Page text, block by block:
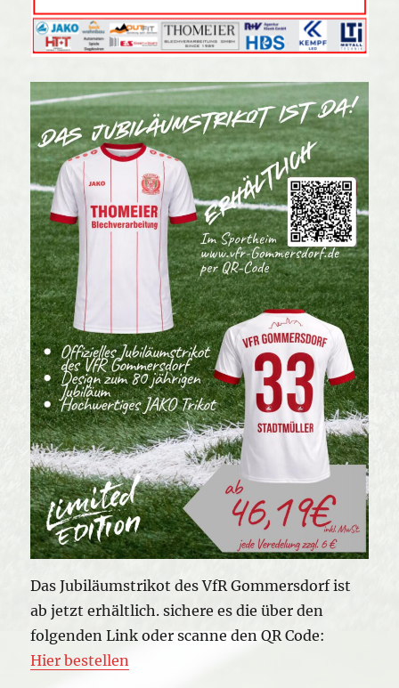
Das Jubiläumstrikot des VfR Gommersdorf ist
ab jetzt erhältlich. sichere es die über den
folgenden Link oder scanne den QR Code:
Hier bestellen